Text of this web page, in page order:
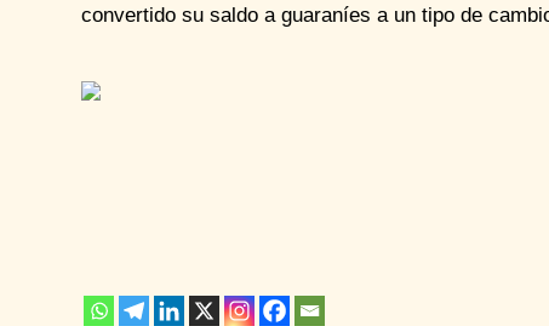
convertido su saldo a guaraníes a un tipo de